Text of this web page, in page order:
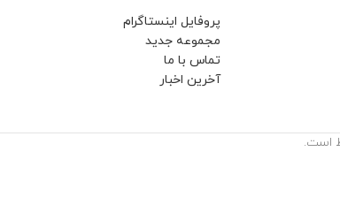
پروفایل اینستاگرام
مجموعه جدید
تماس با ما
آخرین اخبار
است.